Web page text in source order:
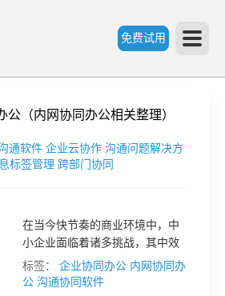
免费试用
公（内网协同办公相关整理）
通软件 企业云协作 沟通问题解决方
标签管理 跨部门协同
在当今快节奏的商业环境中，中
小企业面临着诸多挑战，其中效
率提升是关键之一。
标签： 企业协同办公 内网协同办
公 沟通协同软件